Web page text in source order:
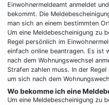
Einwohnermeldeamt anmeldet
bekommt. Die
man sich an einem bestimmten
Um eine Meldebescheinigung zu
Regel persönlich im
einfach online beantragen. Es ist
nach dem Wohnungswechsel
Strafen zahlen muss. In der
um sich nach dem
Wo bekomme ich eine
Um eine Meldebescheinigung zu